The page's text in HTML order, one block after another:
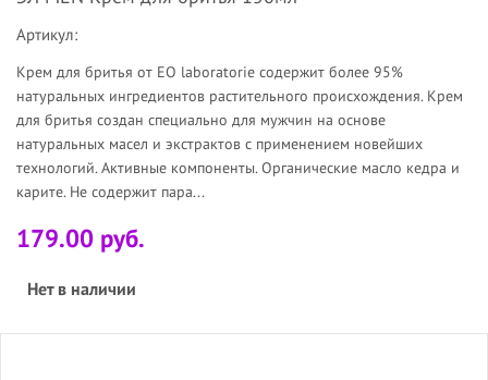
Артикул:
Крем для бритья от EO laboratorie содержит более 95%
натуральных ингредиентов растительного происхождения. Крем
для бритья создан специально для мужчин на основе
натуральных масел и экстрактов с применением новейших
технологий. Активные компоненты. Органические масло кедра и
карите. Не содержит пара...
179.00 руб.
Нет в наличии